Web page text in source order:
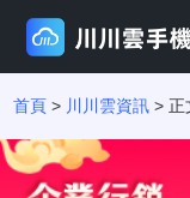
首頁 > 川川雲資訊 > 正